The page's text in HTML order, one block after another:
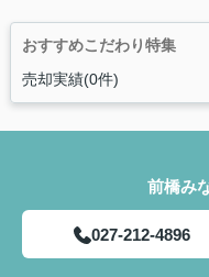
おすすめこだわり特集
売却実績(0件)
前橋み
027-212-4896